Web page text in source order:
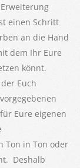
einen Schritt
an die Hand
dem Ihr Eure
könnt.
Euch
Eure eigenen
Ton in Ton oder
Deshalb